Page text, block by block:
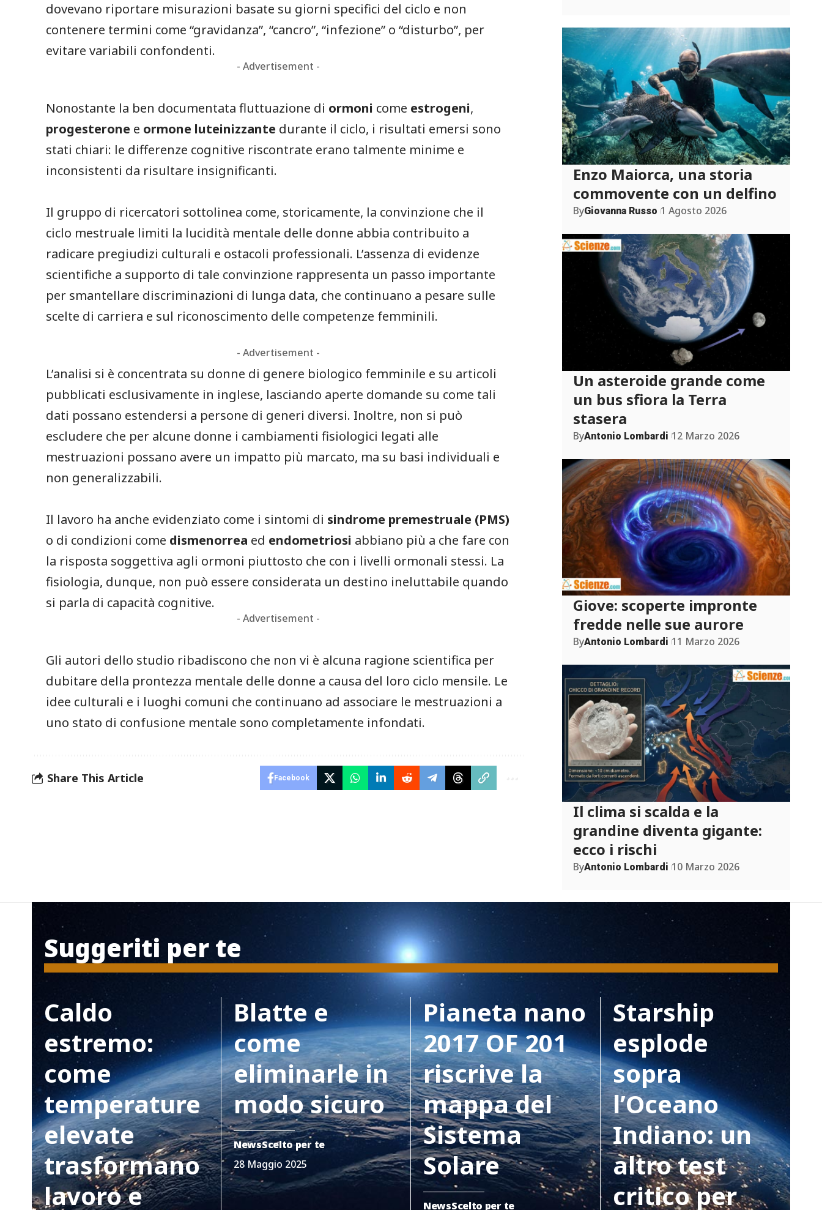
dovevano riportare misurazioni basate su giorni specifici del ciclo e non
contenere termini come “gravidanza”, “cancro”, “infezione” o “disturbo”, per
evitare variabili confondenti.
- Advertisement -
Nonostante la ben documentata fluttuazione di ormoni come estrogeni,
progesterone e ormone luteinizzante durante il ciclo, i risultati emersi sono
stati chiari: le differenze cognitive riscontrate erano talmente minime e
inconsistenti da risultare insignificanti.
Il gruppo di ricercatori sottolinea come, storicamente, la convinzione che il
ciclo mestruale limiti la lucidità mentale delle donne abbia contribuito a
radicare pregiudizi culturali e ostacoli professionali. L’assenza di evidenze
scientifiche a supporto di tale convinzione rappresenta un passo importante
per smantellare discriminazioni di lunga data, che continuano a pesare sulle
scelte di carriera e sul riconoscimento delle competenze femminili.
- Advertisement -
L’analisi si è concentrata su donne di genere biologico femminile e su articoli
pubblicati esclusivamente in inglese, lasciando aperte domande su come tali
dati possano estendersi a persone di generi diversi. Inoltre, non si può
escludere che per alcune donne i cambiamenti fisiologici legati alle
mestruazioni possano avere un impatto più marcato, ma su basi individuali e
non generalizzabili.
Il lavoro ha anche evidenziato come i sintomi di sindrome premestruale (PMS)
o di condizioni come dismenorrea ed endometriosi abbiano più a che fare con
la risposta soggettiva agli ormoni piuttosto che con i livelli ormonali stessi. La
fisiologia, dunque, non può essere considerata un destino ineluttabile quando
si parla di capacità cognitive.
- Advertisement -
Gli autori dello studio ribadiscono che non vi è alcuna ragione scientifica per
dubitare della prontezza mentale delle donne a causa del loro ciclo mensile. Le
idee culturali e i luoghi comuni che continuano ad associare le mestruazioni a
uno stato di confusione mentale sono completamente infondati.
Share This Article Facebook
Enzo Maiorca, una storia
commovente con un delfino
ByGiovanna Russo 1 Agosto 2026
Un asteroide grande come
un bus sfiora la Terra
stasera
ByAntonio Lombardi 12 Marzo 2026
Giove: scoperte impronte
fredde nelle sue aurore
ByAntonio Lombardi 11 Marzo 2026
Il clima si scalda e la
grandine diventa gigante:
ecco i rischi
ByAntonio Lombardi 10 Marzo 2026
Suggeriti per te
Caldo
estremo:
come
temperature
elevate
trasformano
lavoro e
Blatte e
come
eliminarle in
modo sicuro
NewsScelto per te
28 Maggio 2025
Pianeta nano
2017 OF 201
riscrive la
mappa del
Sistema
Solare
NewsScelto per te
Starship
esplode
sopra
l’Oceano
Indiano: un
altro test
critico per